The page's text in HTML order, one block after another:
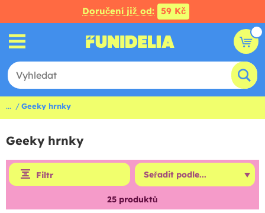
Doručení již od: 59 Kč
... Geeky hrnky
Geeky hrnky
Filtr
25 produktů